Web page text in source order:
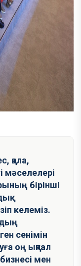
қала,
мәселелері
бірінші
келеміз.
сенімін
оң ықпал
мен